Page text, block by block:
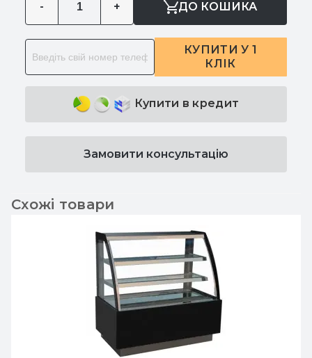
- + ДО КОШИКА
КУПИТИ У 1
КЛІК
Купити в кредит
Замовити консультацію
Схожі товари